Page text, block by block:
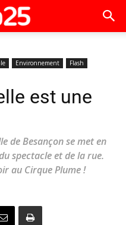
Environnement
Flash
est une
de Besançon se met en
spectacle et de la rue.
au Cirque Plume !